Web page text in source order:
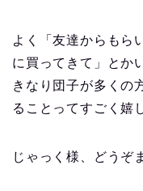
よく「友達からもら
に買ってきて」とか
きなり団子が多くの
ることってすごく嬉
じゃっく様、どうぞ